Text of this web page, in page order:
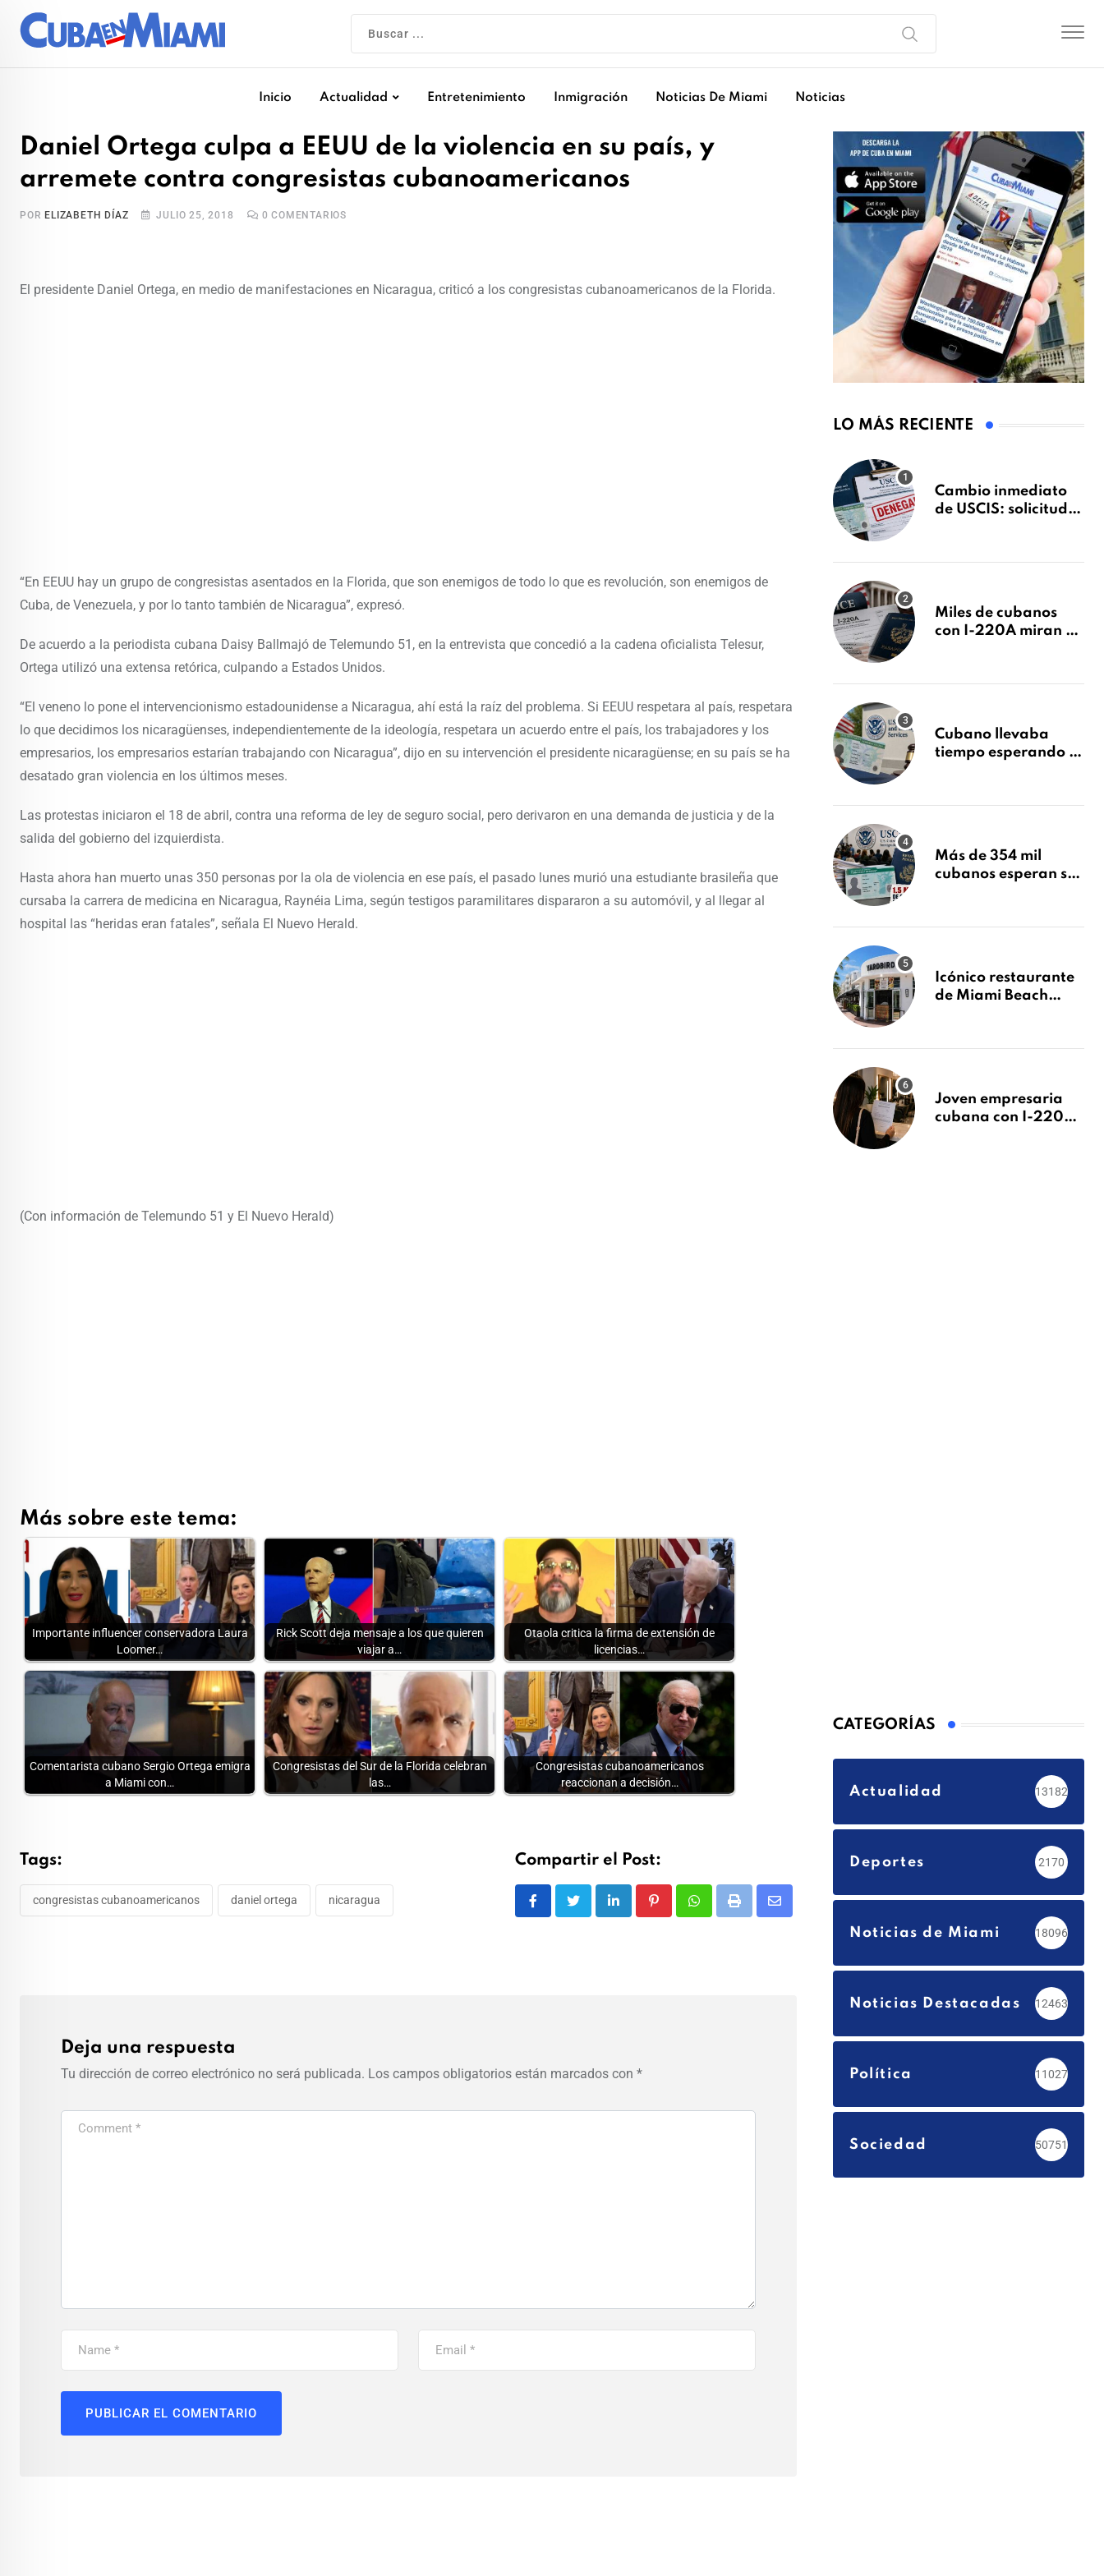
Inicio Actualidad Entretenimiento Inmigración Noticias De Miami Noticias
Daniel Ortega culpa a EEUU de la violencia en su país, y
arremete contra congresistas cubanoamericanos
POR ELIZABETH DÍAZ JULIO 25, 2018 0 COMENTARIOS
El presidente Daniel Ortega, en medio de manifestaciones en Nicaragua, criticó a los congresistas cubanoamericanos de la Florida.
“En EEUU hay un grupo de congresistas asentados en la Florida, que son enemigos de todo lo que es revolución, son enemigos de
Cuba, de Venezuela, y por lo tanto también de Nicaragua”, expresó.
De acuerdo a la periodista cubana Daisy Ballmajó de Telemundo 51, en la entrevista que concedió a la cadena oficialista Telesur,
Ortega utilizó una extensa retórica, culpando a Estados Unidos.
“El veneno lo pone el intervencionismo estadounidense a Nicaragua, ahí está la raíz del problema. Si EEUU respetara al país, respetara
lo que decidimos los nicaragüenses, independientemente de la ideología, respetara un acuerdo entre el país, los trabajadores y los
empresarios, los empresarios estarían trabajando con Nicaragua”, dijo en su intervención el presidente nicaragüense; en su país se ha
desatado gran violencia en los últimos meses.
Las protestas iniciaron el 18 de abril, contra una reforma de ley de seguro social, pero derivaron en una demanda de justicia y de la
salida del gobierno del izquierdista.
Hasta ahora han muerto unas 350 personas por la ola de violencia en ese país, el pasado lunes murió una estudiante brasileña que
cursaba la carrera de medicina en Nicaragua, Raynéia Lima, según testigos paramilitares dispararon a su automóvil, y al llegar al
hospital las “heridas eran fatales”, señala El Nuevo Herald.
(Con información de Telemundo 51 y El Nuevo Herald)
Más sobre este tema:
Importante influencer conservadora Laura
Loomer…
Rick Scott deja mensaje a los que quieren
viajar a…
Otaola critica la firma de extensión de
licencias…
Comentarista cubano Sergio Ortega emigra
a Miami con…
Congresistas del Sur de la Florida celebran
las…
Congresistas cubanoamericanos
reaccionan a decisión…
Tags:
congresistas cubanoamericanos daniel ortega nicaragua
Compartir el Post:
LinkedIn PinterestWhatsapp
Print
Share
Deja una respuesta
Tu dirección de correo electrónico no será publicada. Los campos obligatorios están marcados con *
LO MÁS RECIENTE
Cambio inmediato
de USCIS: solicitudes
sin previo aviso
Miles de cubanos
con I-220A miran al
decidirse en una
Cubano llevaba
tiempo esperando su
tras Writ of
Más de 354 mil
cubanos esperan su
millones de
Icónico restaurante
de Miami Beach
después de 15 años
Joven empresaria
cubana con I-220A
CATEGORÍAS
Actualidad 13182
Deportes 2170
Noticias de Miami 18096
Noticias Destacadas 12463
Política 11027
Sociedad 50751